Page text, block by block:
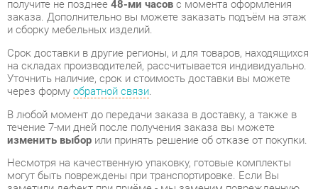
на складах производителей, рассчитывается индивидуально.
Уточнить наличие, срок и стоимость доставки вы можете
через формуобратной связи.
В любой момент до передачи заказа в доставку, а также в
течение 7-ми дней после получения заказа вы можете
изменить выборили принять решение об отказе от покупки.
Несмотря на качественную упаковку, готовые комплекты
могут быть повреждены при транспортировке. Если Вы
заметили дефект при приёме - мы заменим поврежденную
деталь.Повторная доставкатовара -бесплатна.
На всю мебель категории Готовые комплекты
распространяетсягарантия 1 год, а на некоторые модели – 2
года с момента приобретения.